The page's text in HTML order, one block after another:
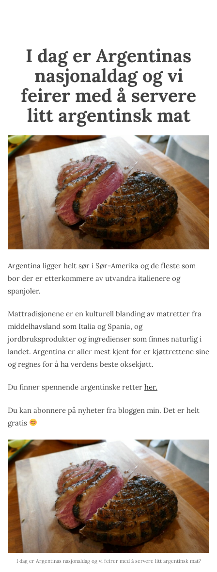
I dag er Argentinas
nasjonaldag og vi
feirer med å servere
litt argentinsk mat
Argentina ligger helt sør i Sør-Amerika og de fleste som
bor der er etterkommere av utvandra italienere og
spanjoler.
Mattradisjonene er en kulturell blanding av matretter fra
middelhavsland som Italia og Spania, og
jordbruksprodukter og ingredienser som finnes naturlig i
landet. Argentina er aller mest kjent for er kjøttrettene sine
og regnes for å ha verdens beste oksekjøtt.
Du finner spennende argentinske retter her.
Du kan abonnere på nyheter fra bloggen min. Det er helt
gratis
I dag er Argentinas nasjonaldag og vi feirer med å servere litt argentinsk mat?